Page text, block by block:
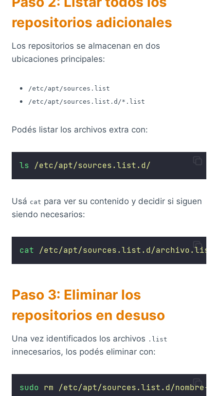
repositorios adicionales
Los repositorios se almacenan en dos
ubicaciones principales:
/etc/apt/sources.list
/etc/apt/sources.list.d/*.list
Podés listar los archivos extra con:
ls /etc/apt/sources.list.d/
Usá cat para ver su contenido y decidir si siguen
siendo necesarios:
cat /etc/apt/sources.list.d/archivo.list
Paso 3: Eliminar los
repositorios en desuso
Una vez identificados los archivos .list
innecesarios, los podés eliminar con:
sudo rm /etc/apt/sources.list.d/nombre-